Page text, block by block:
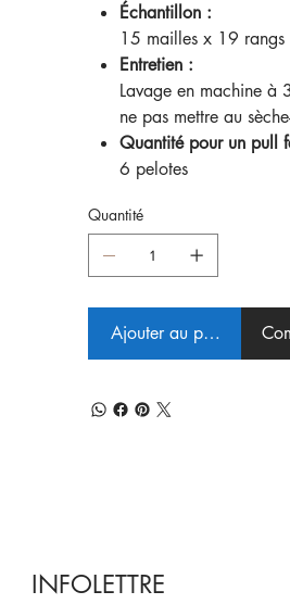
Échantillon :
15 mailles x 19
Entretien :
Lavage en machine à
ne pas mettre au
Quantité pour un pull
6 pelotes
Quantité
Ajouter au panier
INFOLETTRE